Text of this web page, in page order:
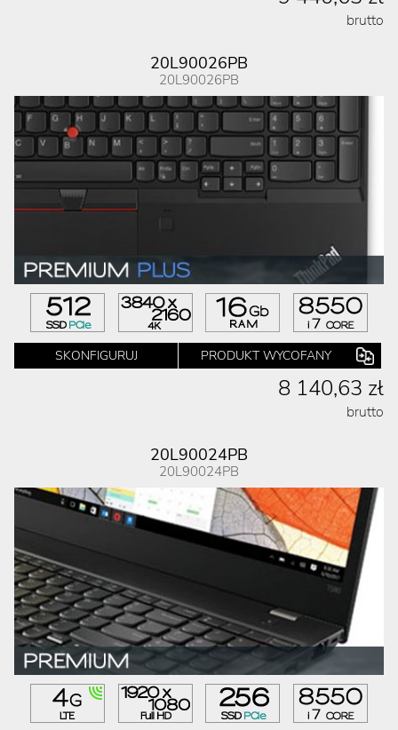
brutto
20L90026PB
20L90026PB
SKONFIGURUJ PRODUKT WYCOFANY
8 140,63 zł
brutto
20L90024PB
20L90024PB